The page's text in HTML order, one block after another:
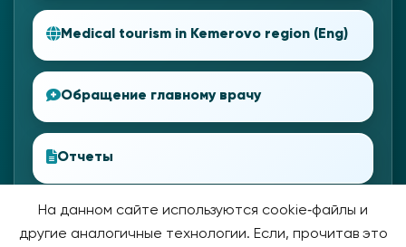
Medical tourism in Kemerovo region (Eng)
Обращение главному врачу
Отчеты
На данном сайте используются cookie‑файлы и
другие аналогичные технологии. Если, прочитав это